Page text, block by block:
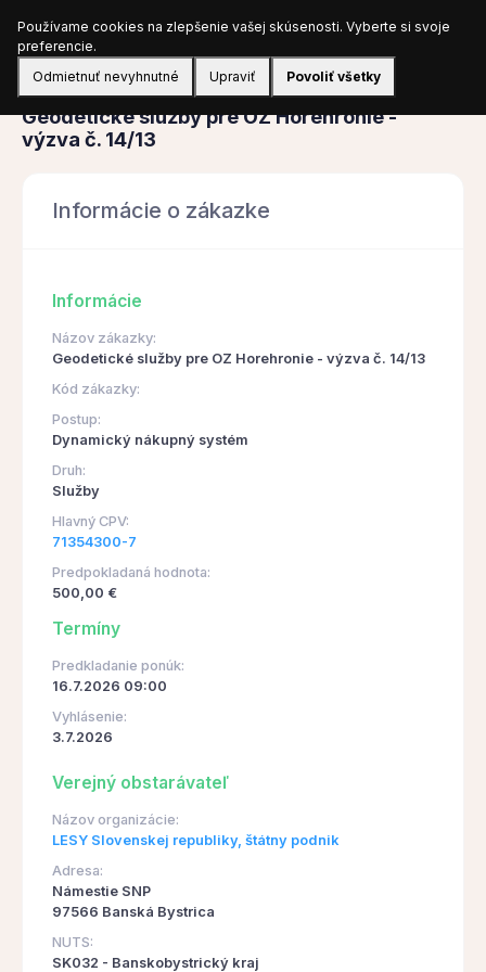
Prihlásiť sa
Obstarávanie
Geodetické služby pre OZ Horehronie -
výzva č. 14/13
Informácie o zákazke
Informácie
Názov zákazky:
Geodetické služby pre OZ Horehronie - výzva č. 14/13
Kód zákazky:
Postup:
Dynamický nákupný systém
Druh:
Služby
Hlavný CPV:
71354300-7
Predpokladaná hodnota:
500,00 €
Termíny
Predkladanie ponúk:
16.7.2026 09:00
Vyhlásenie:
3.7.2026
Verejný obstarávateľ
Názov organizácie:
LESY Slovenskej republiky, štátny podnik
Adresa:
Námestie SNP
97566 Banská Bystrica
NUTS:
SK032 - Banskobystrický kraj
Používame cookies na zlepšenie vašej skúsenosti. Vyberte si svoje
preferencie.
Odmietnuť nevyhnutné
Upraviť Povoliť všetky